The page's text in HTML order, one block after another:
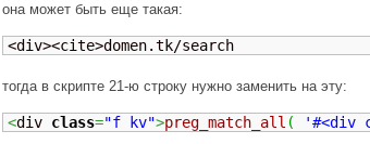
она может быть еще такая:
<div><cite>domen.tk/search
тогда в скрипте 21-ю строку нужно заменить на эту:
<div class="f kv">preg_match_all ( '#<div